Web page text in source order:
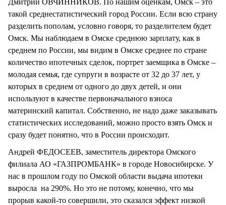
такой среднестатистический город России. Если всю страну
разделить пополам, условно говоря, то разделителем будет
Омск. Мы наблюдаем в Омске среднюю зарплату, как в
среднем по России, мы видим в Омске среднее по стране
количество ипотечных сделок, портрет заемщика в Омске –
молодая семья, где супруги в возрасте от 32 до 37 лет, у
которых в среднем от одного до двух детей, и они
используют в качестве первоначального взноса
материнский капитал. Собственно, не надо даже заказывать
статистических исследований, можно просто взять Омск и
сразу будет понятно, что в России происходит.
Андрей ФЕДОСЕЕВ, заместитель директора Омского
филиала АО «ГАЗПРОМБАНК» в городе Новосибирске. У
нас в прошлом году по Омской области выдача ипотеки
выросла на 290%. Но это не потому, конечно, что мы
прорыв какой-то совершили, это сказался эффект низкой